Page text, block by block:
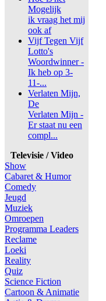
Mogelijk
ik vraag het mij
ook af
Vijf Tegen Vijf
Lotto's
Woordwinner -
Ik heb op 3-
11-...
Verlaten Mijn,
De
Verlaten Mijn -
Er staat nu een
compl...
Televisie / Video
Show
Cabaret & Humor
Comedy
Jeugd
Muziek
Omroepen
Programma Leaders
Reclame
Loeki
Reality
Quiz
Science Fiction
Cartoon & Animatie